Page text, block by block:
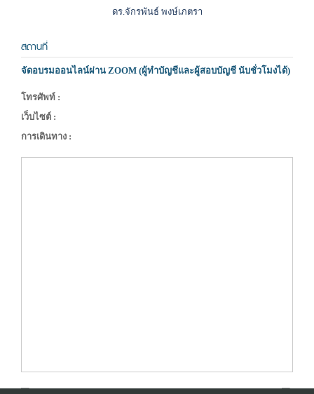
ดร.จักรพันธ์ พงษ์เภตรา
สถานที่
จัดอบรมออนไลน์ผ่าน ZOOM (ผู้ทำบัญชีและผู้สอบบัญชี นับชั่วโมงได้)
โทรศัพท์ :
เว็บไซต์ :
การเดินทาง :